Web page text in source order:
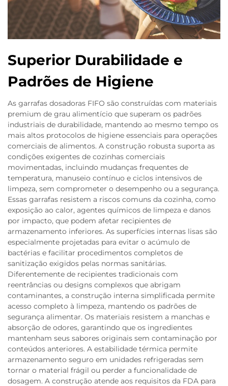
Superior Durabilidade e
Padrões de Higiene
As garrafas dosadoras FIFO são construídas com materiais
premium de grau alimentício que superam os padrões
industriais de durabilidade, mantendo ao mesmo tempo os
mais altos protocolos de higiene essenciais para operações
comerciais de alimentos. A construção robusta suporta as
condições exigentes de cozinhas comerciais
movimentadas, incluindo mudanças frequentes de
temperatura, manuseio contínuo e ciclos intensivos de
limpeza, sem comprometer o desempenho ou a segurança.
Essas garrafas resistem a riscos comuns da cozinha, como
exposição ao calor, agentes químicos de limpeza e danos
por impacto, que podem afetar recipientes de
armazenamento inferiores. As superfícies internas lisas são
especialmente projetadas para evitar o acúmulo de
bactérias e facilitar procedimentos completos de
sanitização exigidos pelas normas sanitárias.
Diferentemente de recipientes tradicionais com
reentrâncias ou designs complexos que abrigam
contaminantes, a construção interna simplificada permite
acesso completo à limpeza, mantendo os padrões de
segurança alimentar. Os materiais resistem a manchas e
absorção de odores, garantindo que os ingredientes
mantenham seus sabores originais sem contaminação por
conteúdos anteriores. A estabilidade térmica permite
armazenamento seguro em unidades refrigeradas sem
tornar o material frágil ou perder a funcionalidade de
dosagem. A construção atende aos requisitos da FDA para